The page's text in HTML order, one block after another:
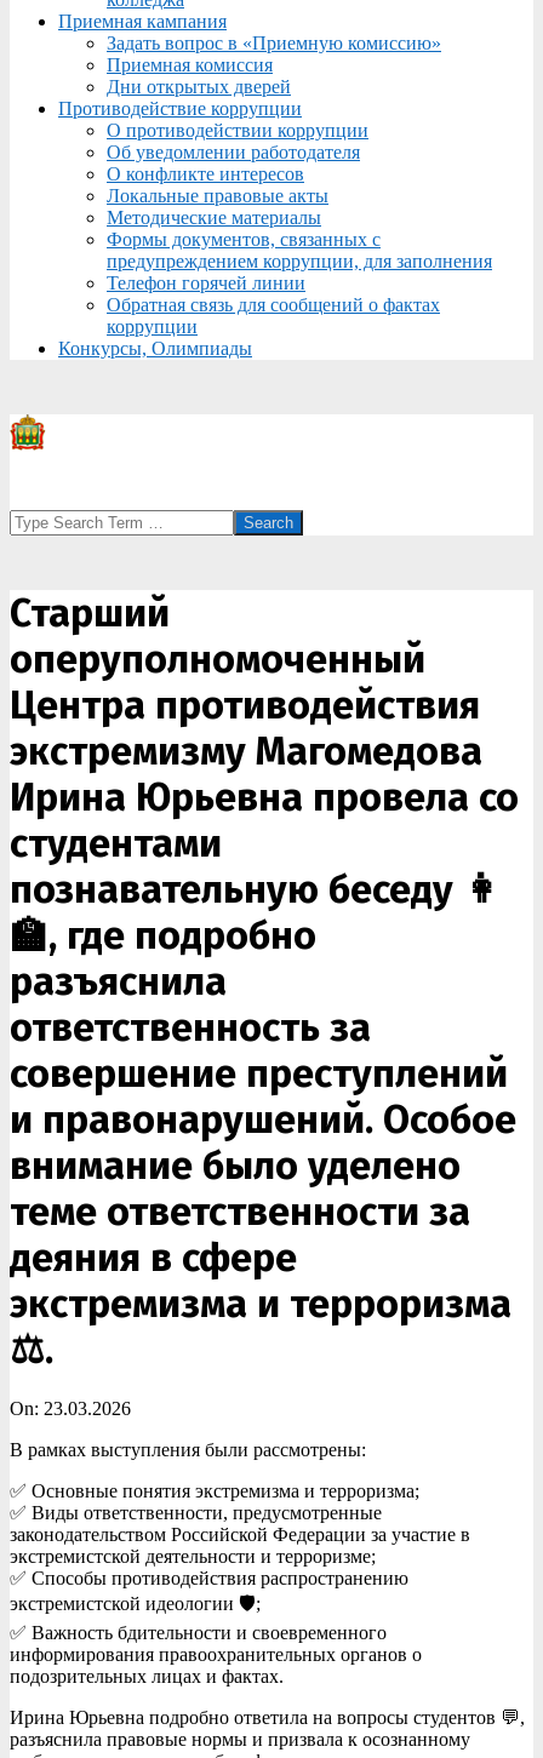
Приемная кампания
Задать вопрос в «Приемную комиссию»
Приемная комиссия
Дни открытых дверей
Противодействие коррупции
О противодействии коррупции
Об уведомлении работодателя
О конфликте интересов
Локальные правовые акты
Методические материалы
Формы документов, связанных с
предупреждением коррупции, для заполнения
Телефон горячей линии
Обратная связь для сообщений о фактах
коррупции
Конкурсы, Олимпиады
Search
Старший
оперуполномоченный
Центра противодействия
экстремизму Магомедова
Ирина Юрьевна провела со
студентами
познавательную беседу 👩
🏫, где подробно
разъяснила
ответственность за
совершение преступлений
и правонарушений. Особое
внимание было уделено
теме ответственности за
деяния в сфере
экстремизма и терроризма
⚖️.
On: 23.03.2026
В рамках выступления были рассмотрены:
✅ Основные понятия экстремизма и терроризма;
✅ Виды ответственности, предусмотренные
законодательством Российской Федерации за участие в
экстремистской деятельности и терроризме;
✅ Способы противодействия распространению
экстремистской идеологии 🛡️;
✅ Важность бдительности и своевременного
информирования правоохранительных органов о
подозрительных лицах и фактах.
Ирина Юрьевна подробно ответила на вопросы студентов 💬,
разъяснила правовые нормы и призвала к осознанному